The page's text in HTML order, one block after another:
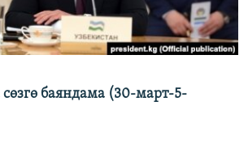
сайттары
баяндама (30-март-5-